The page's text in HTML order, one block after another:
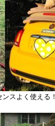
スよく使える！